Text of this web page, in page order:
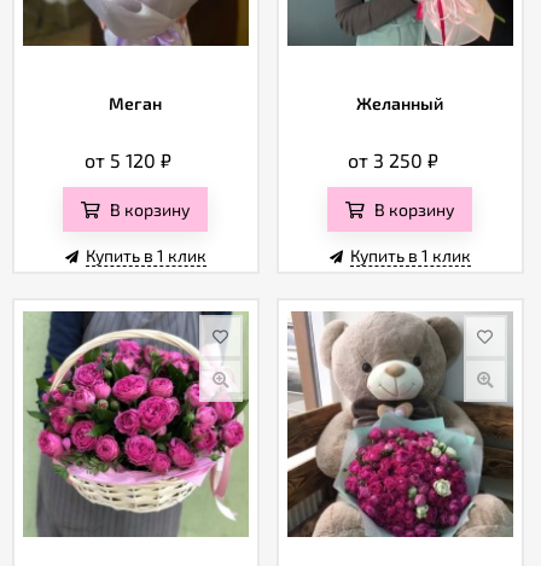
Меган
от 5 120₽
В корзину
Купить в 1 клик
Желанный
от 3 250 ₽
В корзину
Купить в 1 клик